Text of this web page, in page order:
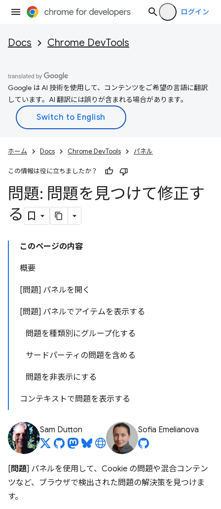
ログイン
Docs Chrome DevTools
Google は AI 技術を使用して、コンテンツをご希望の言語に翻訳
しています。AI 翻訳には誤りが含まれる場合があります。
ホーム Docs Chrome DevTools パネル
この情報は役に立ちましたか？
問題: 問題を見つけて修正す
る
このページの内容
概要
[問題] パネルを開く
[問題] パネルでアイテムを表示する
問題を種類別にグループ化する
サードパーティの問題を含める
問題を非表示にする
コンテキストで問題を表示する
Sam Dutton Sofia Emelianova
[ 問題] パネルを使用して、Cookie の問題や混合コンテン
ツなど、ブラウザで検出された問題の解決策を見つけま
す。